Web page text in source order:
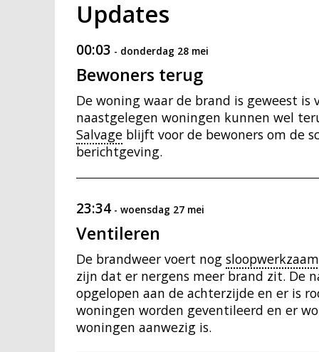
Updates
Bewoners terug
00:03 - donderdag 28 mei
De woning waar de brand is geweest is
naastgelegen woningen kunnen wel
Salvage blijft voor de bewoners om de
berichtgeving.
Ventileren
23:34 - woensdag 27 mei
De brandweer voert nog
zijn dat er nergens meer brand zit. De
opgelopen aan de achterzijde en er is
woningen worden geventileerd en er
woningen aanwezig is.